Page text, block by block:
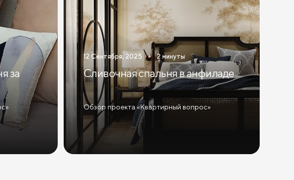
12 Сентября, 2025 2 минуты
Сливочная спальня в анфиладе
Обзор проекта «Квартирный вопрос»